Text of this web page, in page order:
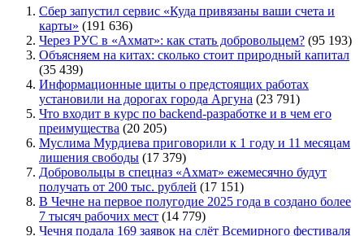
Сбер запустил сервис «Куда привязаны ваши счета и
карты» (191 636)
Через РУС в «Ахмат»: как стать добровольцем? (95 193)
Объясняем на китах: сколько стоит природный капитал
(35 439)
Информационные щиты о предстоящих работах
установили на дорогах города Аргуна (23 791)
Что входит в курс по backend-разработке и в чем его
преимущества (20 205)
Муслима Мурдиева приговорили к 1 году и 11 месяцам
лишения свободы (17 379)
Добровольцы в спецназ «Ахмат» ежемесячно будут
получать от 200 тыс. рублей (17 151)
В Чечне на первое полугодие 2025 года в создано более
7 тысяч рабочих мест (14 779)
Чечня подала 169 заявок на слёт Всемирного фестиваля